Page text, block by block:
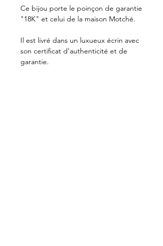
Ce bijou porte le poinçon de garantie
"18K" et celui de la maison Motché.
Il est livré dans un luxueux écrin avec
son certificat d'authenticité et de
garantie.